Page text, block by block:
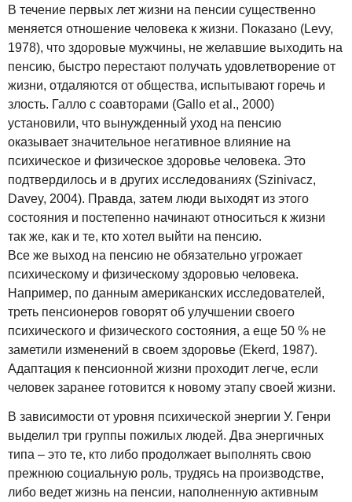
В течение первых лет жизни на пенсии существенно
меняется отношение человека к жизни. Показано (Levy,
1978), что здоровые мужчины, не желавшие выходить на
пенсию, быстро перестают получать удовлетворение от
жизни, отдаляются от общества, испытывают горечь и
злость. Галло с соавторами (Gallo et al., 2000)
установили, что вынужденный уход на пенсию
оказывает значительное негативное влияние на
психическое и физическое здоровье человека. Это
подтвердилось и в других исследованиях (Szinivacz,
Davey, 2004). Правда, затем люди выходят из этого
состояния и постепенно начинают относиться к жизни
так же, как и те, кто хотел выйти на пенсию.
Все же выход на пенсию не обязательно угрожает
психическому и физическому здоровью человека.
Например, по данным американских исследователей,
треть пенсионеров говорят об улучшении своего
психического и физического состояния, а еще 50 % не
заметили изменений в своем здоровье (Ekerd, 1987).
Адаптация к пенсионной жизни проходит легче, если
человек заранее готовится к новому этапу своей жизни.
В зависимости от уровня психической энергии У. Генри
выделил три группы пожилых людей. Два энергичных
типа – это те, кто либо продолжает выполнять свою
прежнюю социальную роль, трудясь на производстве,
либо ведет жизнь на пенсии, наполненную активным